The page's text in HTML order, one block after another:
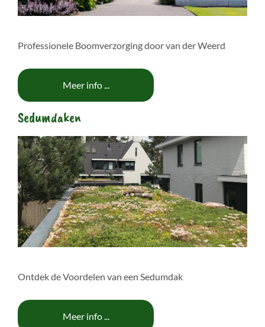
Professionele Boomverzorging door van der Weerd
Meer info ...
Sedumdaken
Ontdek de Voordelen van een Sedumdak
Meer info ...